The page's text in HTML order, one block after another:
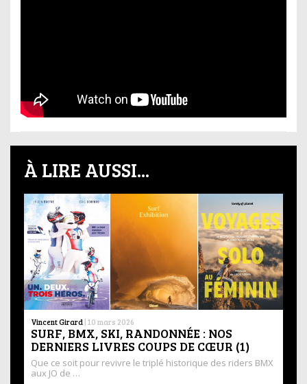
À LIRE AUSSI...
Vincent Girard | 10 mars 2026
SURF, BMX, SKI, RANDONNÉE : NOS
DERNIERS LIVRES COUPS DE CŒUR (1)
Que ce soit pour revivre le triplé historique des riders BMX
aux JO de …